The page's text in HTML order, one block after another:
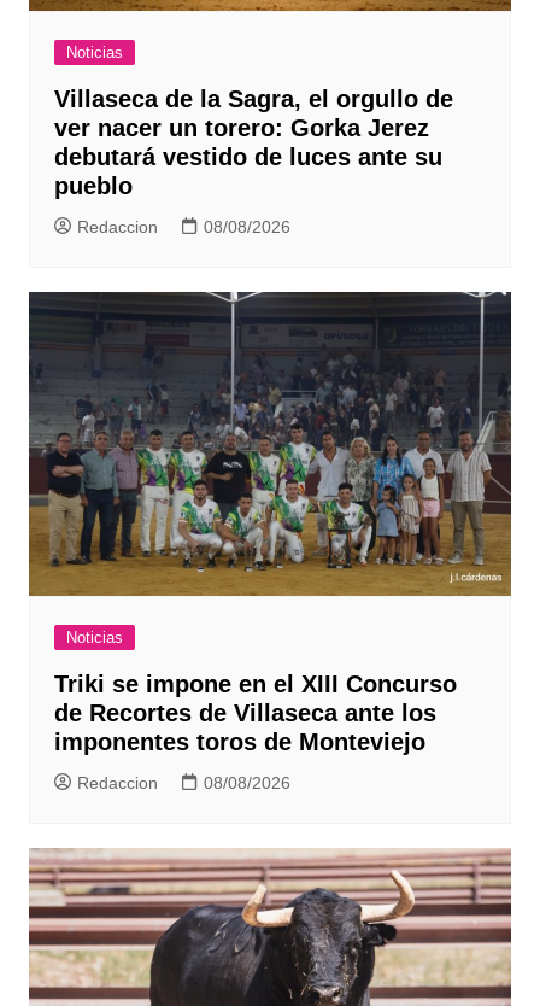
Noticias
Villaseca de la Sagra, el orgullo de
ver nacer un torero: Gorka Jerez
debutará vestido de luces ante su
pueblo
Redaccion 08/08/2026
Noticias
Triki se impone en el XIII Concurso
de Recortes de Villaseca ante los
imponentes toros de Monteviejo
Redaccion 08/08/2026